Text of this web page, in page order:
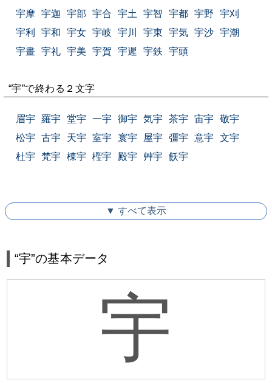
宇摩 宇迦 宇部 宇合 宇土 宇智 宇都 宇野
宇刈
宇利
宇和 宇女 宇岐 宇川 宇東 宇気 宇沙 宇潮
宇畫 宇礼 宇美 宇賀 宇遲 宇鉄 宇頭
“宇”で終わる２文字
眉宇 羅宇 堂宇 一宇 御宇 気宇 茶宇 宙宇 敬宇
松宇 古宇 天宇 室宇 寰宇 屋宇 彊宇 意宇 文宇
杜宇 梵宇 棟宇 檉宇 殿宇 艸宇 飫宇
▼ すべて表示
“宇”の基本データ
宇